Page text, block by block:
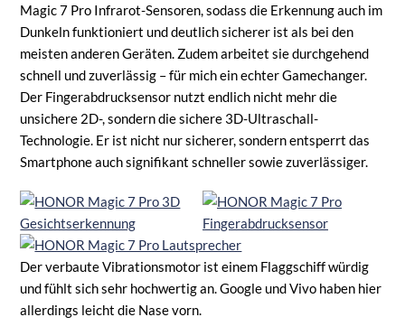
Magic 7 Pro Infrarot-Sensoren, sodass die Erkennung auch im
Dunkeln funktioniert und deutlich sicherer ist als bei den
meisten anderen Geräten. Zudem arbeitet sie durchgehend
schnell und zuverlässig – für mich ein echter Gamechanger.
Der Fingerabdrucksensor nutzt endlich nicht mehr die
unsichere 2D-, sondern die sichere 3D-Ultraschall-
Technologie. Er ist nicht nur sicherer, sondern entsperrt das
Smartphone auch signifikant schneller sowie zuverlässiger.
Der verbaute Vibrationsmotor ist einem Flaggschiff würdig
und fühlt sich sehr hochwertig an. Google und Vivo haben hier
allerdings leicht die Nase vorn.